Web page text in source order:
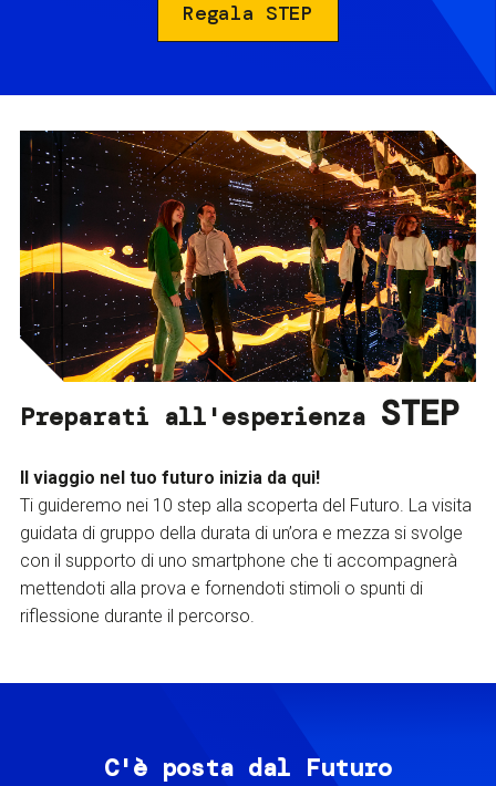
Regala STEP
Preparati all'esperienza STEP
Il viaggio nel tuo futuro inizia da qui!
Ti guideremo nei 10 step alla scoperta del Futuro. La visita
guidata di gruppo della durata di un’ora e mezza si svolge
con il supporto di uno smartphone che ti accompagnerà
mettendoti alla prova e fornendoti stimoli o spunti di
riflessione durante il percorso.
C'è posta dal Futuro